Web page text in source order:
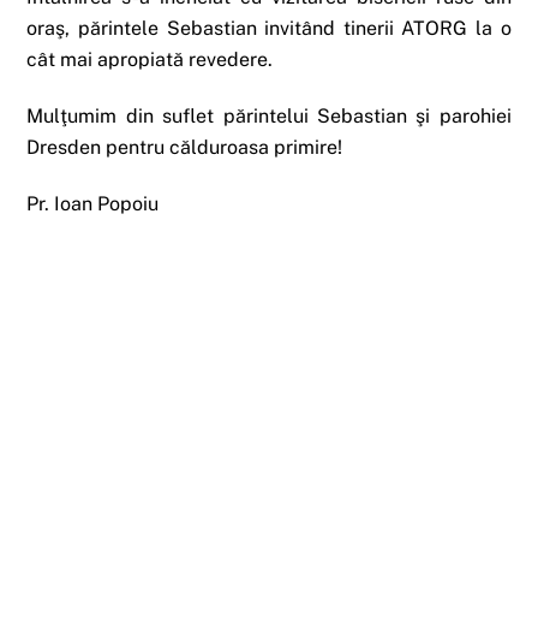
oraş, părintele Sebastian invitând tinerii ATORG la o
cât mai apropiată revedere.
Mulţumim din suflet părintelui Sebastian şi parohiei
Dresden pentru călduroasa primire!
Pr. Ioan Popoiu